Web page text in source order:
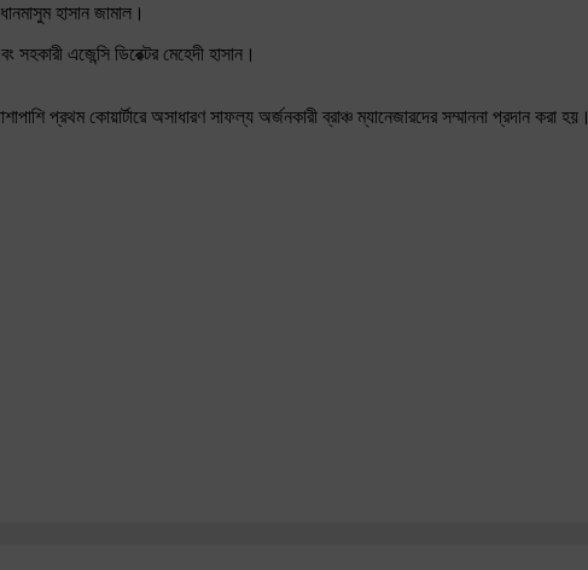
হাসান জামাল।
এজেন্সি ডিরেক্টর মেহেদী হাসান।
প্রথম কোয়ার্টারে অসাধারণ সাফল্য অর্জনকারী ব্রাঞ্চ ম্যানেজারদের সম্মাননা প্রদান করা হয়।